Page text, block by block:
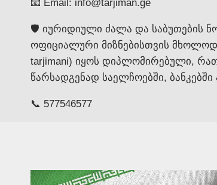
📧 Email: info@tarjiman.ge
🛡️ იურიდიული ძალა და საბუთების
ოფიციალური მიზნებისთვის მხოლოდ
tarjimani) იყოს დიპლომირებული,
წარსადგენად საელჩოებში,
📞 577546577